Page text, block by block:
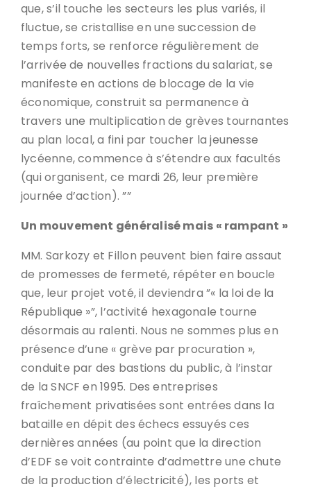
que, s’il touche les secteurs les plus variés, il
fluctue, se cristallise en une succession de
temps forts, se renforce régulièrement de
l’arrivée de nouvelles fractions du salariat, se
manifeste en actions de blocage de la vie
économique, construit sa permanence à
travers une multiplication de grèves tournantes
au plan local, a fini par toucher la jeunesse
lycéenne, commence à s’étendre aux facultés
(qui organisent, ce mardi 26, leur première
journée d’action). ””
Un mouvement généralisé mais « rampant »
MM. Sarkozy et Fillon peuvent bien faire assaut
de promesses de fermeté, répéter en boucle
que, leur projet voté, il deviendra ”« la loi de la
République »”, l’activité hexagonale tourne
désormais au ralenti. Nous ne sommes plus en
présence d’une « grève par procuration »,
conduite par des bastions du public, à l’instar
de la SNCF en 1995. Des entreprises
fraîchement privatisées sont entrées dans la
bataille en dépit des échecs essuyés ces
dernières années (au point que la direction
d’EDF se voit contrainte d’admettre une chute
de la production d’électricité), les ports et